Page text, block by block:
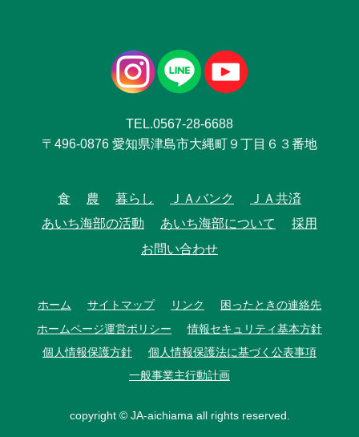
TEL.0567-28-6688
〒496-0876 愛知県津島市大縄町９丁目６３番地
食 農 暮らし ＪＡバンク
ＪＡ共済
あいち海部の活動
あいち海部について
採用
お問い合わせ
ホーム サイトマップ リンク
困ったときの連絡先
ホームページ運営ポリシー
情報セキュリティ基本方針
個人情報保護方針
個人情報保護法に基づく公表事項
一般事業主行動計画
copyright © JA-aichiama all rights reserved.